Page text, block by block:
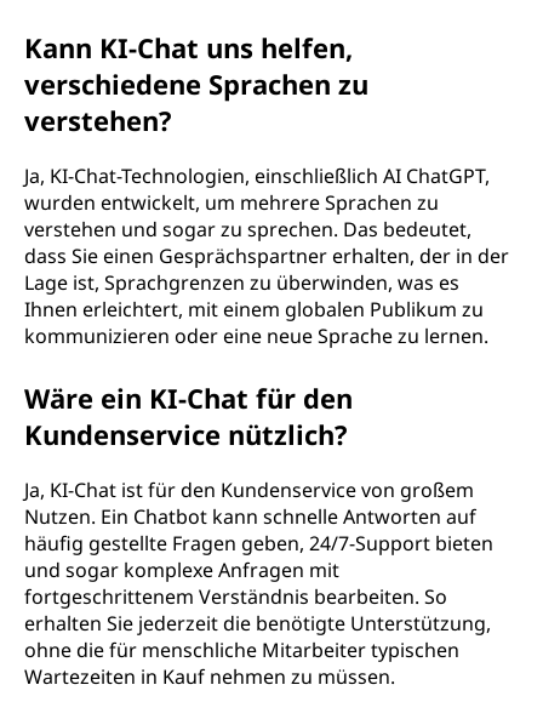
Kann KI-Chat uns helfen,
verschiedene Sprachen zu
verstehen?
Ja, KI-Chat-Technologien, einschließlich AI ChatGPT,
wurden entwickelt, um mehrere Sprachen zu
verstehen und sogar zu sprechen. Das bedeutet,
dass Sie einen Gesprächspartner erhalten, der in der
Lage ist, Sprachgrenzen zu überwinden, was es
Ihnen erleichtert, mit einem globalen Publikum zu
kommunizieren oder eine neue Sprache zu lernen.
Wäre ein KI-Chat für den
Kundenservice nützlich?
Ja, KI-Chat ist für den Kundenservice von großem
Nutzen. Ein Chatbot kann schnelle Antworten auf
häufig gestellte Fragen geben, 24/7-Support bieten
und sogar komplexe Anfragen mit
fortgeschrittenem Verständnis bearbeiten. So
erhalten Sie jederzeit die benötigte Unterstützung,
ohne die für menschliche Mitarbeiter typischen
Wartezeiten in Kauf nehmen zu müssen.